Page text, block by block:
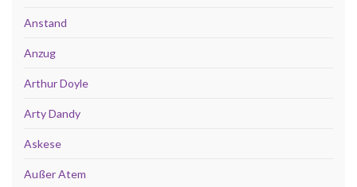
Anstand
Anzug
Arthur Doyle
Arty Dandy
Askese
Außer Atem